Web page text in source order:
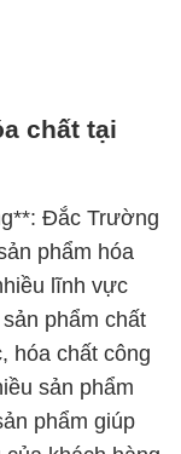
chất tại
Đắc Trường
phẩm hóa
lĩnh vực
phẩm chất
hóa chất công
sản phẩm
phẩm giúp